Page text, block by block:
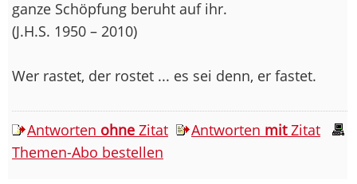
ganze Schöpfung beruht auf ihr.
(J.H.S. 1950 – 2010)
Wer rastet, der rostet ... es sei denn, er fastet.
Antworten ohne Zitat Antworten mitZitat
Themen-Abo bestellen